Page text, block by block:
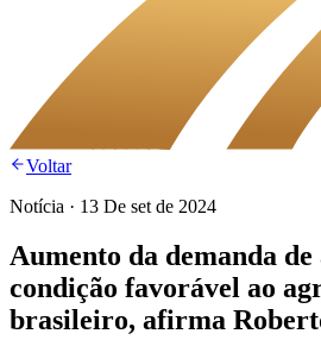
Voltar
Notícia · 13 De set de 2024
Aumento da demanda
condição favorável ao
brasileiro, afirma